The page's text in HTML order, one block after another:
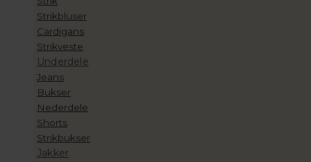
Strikbluser
Cardigans
Strikveste
Underdele
Jeans
Bukser
Nederdele
Shorts
Strikbukser
Jakker